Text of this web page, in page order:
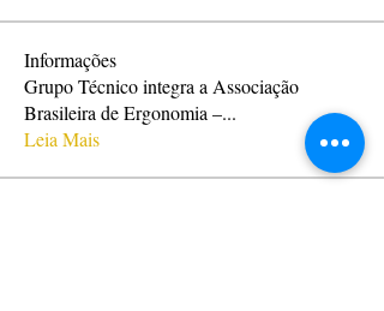
Informações
Grupo Técnico integra a Associação
Brasileira de Ergonomia –...
Leia Mais